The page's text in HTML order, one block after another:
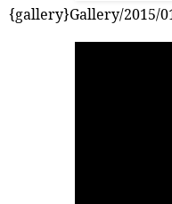
{gallery}Gallery/2015/